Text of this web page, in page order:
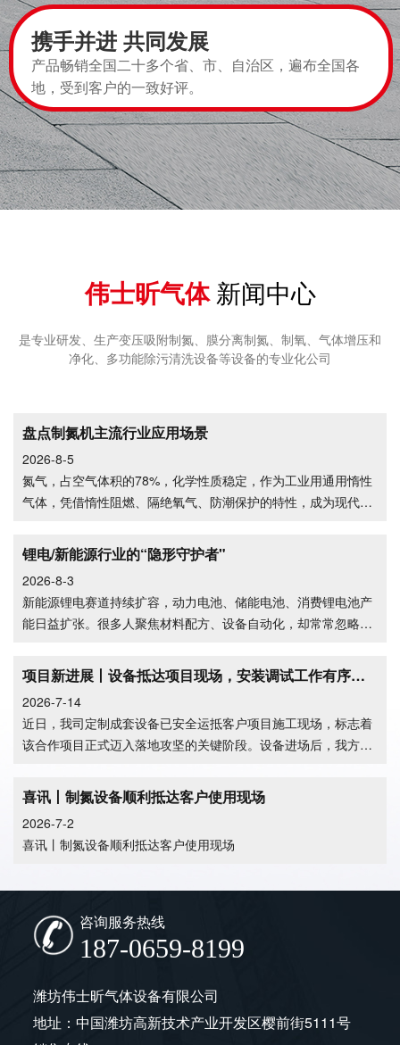
携手并进 共同发展
产品畅销全国二十多个省、市、自治区，遍布全国各
地，受到客户的一致好评。
伟士昕气体新闻中心
是专业研发、生产变压吸附制氮、膜分离制氮、制氧、气体增压和
净化、多功能除污清洗设备等设备的专业化公司
盘点制氮机主流行业应用场景
2026-8-5
氮气，占空气体积的78%，化学性质稳定，作为工业用通用惰性
气体，凭借惰性阻燃、隔绝氧气、防潮保护的特性，成为现代制
锂电/新能源行业的“隐形守护者"
2026-8-3
新能源锂电赛道持续扩容，动力电池、储能电池、消费锂电池产
能日益扩张。很多人聚焦材料配方、设备自动化，却常常忽略一
项目新进展丨设备抵达项目现场，安装调试工作有序推进
2026-7-14
近日，我司定制成套设备已安全运抵客户项目施工现场，标志着
该合作项目正式迈入落地攻坚的关键阶段。设备进场后，我方项
喜讯丨制氮设备顺利抵达客户使用现场
2026-7-2
喜讯丨制氮设备顺利抵达客户使用现场
咨询服务热线
187-0659-8199
潍坊伟士昕气体设备有限公司
地址：中国潍坊高新技术产业开发区樱前街5111号